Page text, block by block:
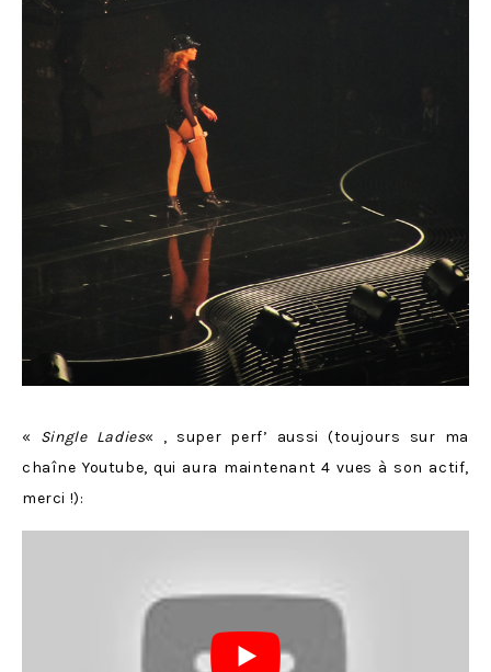
« Single Ladies« , super perf’ aussi (toujours sur ma
chaîne Youtube, qui aura maintenant 4 vues à son actif,
merci !):